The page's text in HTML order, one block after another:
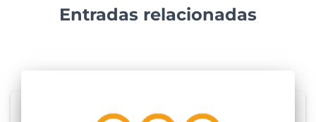
Entradas relacionadas